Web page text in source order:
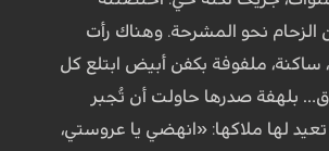
الزحام نحو المشرحة. وهناك رأت
ملفوفة بكفن أبيض ابتلع كل
بلهفة صدرها حاولت أن تُجبر
لها ملاكها: «انهضي يا عروستي،